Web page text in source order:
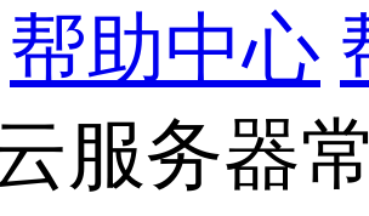
帮助中心
服务器